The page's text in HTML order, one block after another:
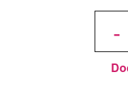
-
ilość
Pastylki
Czysta
Biel
125